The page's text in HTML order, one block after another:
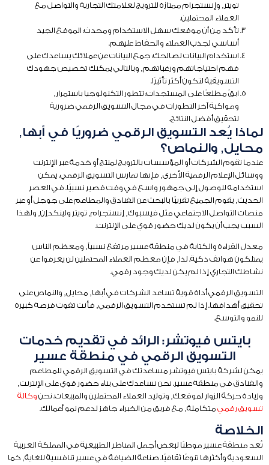
تويتر, وإنستجرام ممتازة للترويج لعلامتك التجارية والتواصل مع
العملاء المحتملين.
تأكد من أن موقعك سهل الاستخدام ومحدث: الموقع الجيد
أساسي لجذب العملاء والحفاظ عليهم.
استخدام البيانات لصالحك: جمع البيانات عن عملائك يساعدك على
فهم احتياجاتهم ورغباتهم, وبالتالي يمكنك تخصيص جهودك
التسويقية لتكون أكثر تأثيرًا.
ابقً مطلعًا على المستجدات: تتطور التكنولوجيا باستمرار,
ومواكبة آخر التطورات في مجال التسويق الرقمي ضرورية
لتحقيق أفضل النتائج.
لماذا يُعد التسويق الرقمي ضروريًا في أبها,
محايل, والنماص؟
عندما تقوم الشركات أو المؤسسات بالترويج لمنتج أو خدمة عبر الإنترنت
ووسائل الإعلام الرقمية الأخرى, فإنها تمارس التسويق الرقمي. يمكن
استخدامه للوصول إلى جمهور واسع في وقت قصير نسبيًا. في العصر
الحديث, يقوم الجميع تقريبًا بالبحث عن الفنادق والمطاعم على جوجل أو عبر
منصات التواصل الاجتماعي مثل فيسبوك, إنستجرام, تويتر ولينكدإن, ولهذا
السبب يجب أن يكون لديك حضور قوي على الإنترنت.
معدل القراءة والكتابة في منطقة عسير مرتفع نسبياً, ومعظم الناس
يمتلكون هواتف ذكية. لذا, فإن معظم العملاء المحتملين لن يعرفوا عن
نشاطك التجاري إذا لم يكن لديك وجود رقمي.
التسويق الرقمي أداة قوية تساعد الشركات في أبها, محايل, والنماص على
تحقيق أهدافها. إذا لم تستخدم التسويق الرقمي, فأنت تفوت فرصة كبيرة
للنمو والتوسع.
بايتس فيوتشر: الرائد في تقديم خدمات
التسويق الرقمي في منطقة عسير
يمكن لشركة بايتس فيوتشر مساعدتك في التسويق الرقمي للمطاعم
والفنادق في منطقة عسير. نحن نساعدك على بناء حضور قوي على الإنترنت,
وزيادة حركة الزوار لموقعك, وتوليد العملاء المحتملين والمبيعات. نحن وكالة
تسويق رقمي متكاملة, مع فريق من الخبراء جاهز لدعم نمو أعمالك.
الخلاصة
تُعد منطقة عسير موطنًا لبعض أجمل المناظر الطبيعية في المملكة العربية
السعودية وأكثرها تنوعًا ثقافيًا. صناعة الضيافة في عسير تنافسية للغاية, كما